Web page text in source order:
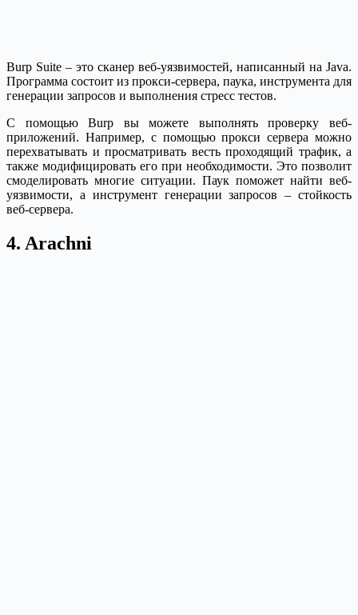
Burp Suite – это сканер веб-уязвимостей, написанный на Java.
Программа состоит из прокси-сервера, паука, инструмента для
генерации запросов и выполнения стресс тестов.
С помощью Burp вы можете выполнять проверку веб-
приложений. Например, с помощью прокси сервера можно
перехватывать и просматривать весть проходящий трафик, а
также модифицировать его при необходимости. Это позволит
смоделировать многие ситуации. Паук поможет найти веб-
уязвимости, а инструмент генерации запросов – стойкость
веб-сервера.
4. Arachni